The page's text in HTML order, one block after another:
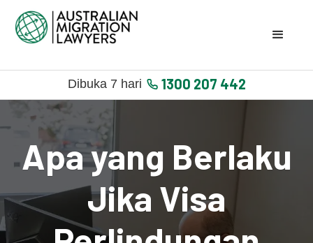
Dibuka 7 hari 1300 207 442
Apa yang Berlaku
Jika Visa